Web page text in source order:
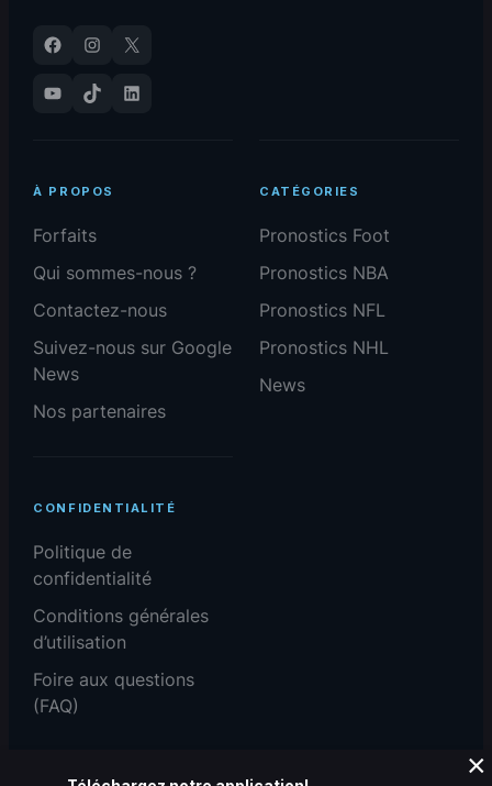
Facebook Instagram
X
YouTube
TikTok LinkedIn
À PROPOS
Forfaits
Qui sommes-nous ?
Contactez-nous
Suivez-nous sur Google
News
Nos partenaires
CATÉGORIES
Pronostics Foot
Pronostics NBA
Pronostics NFL
Pronostics NHL
News
CONFIDENTIALITÉ
Politique de
confidentialité
Conditions générales
d’utilisation
Foire aux questions
(FAQ)
×